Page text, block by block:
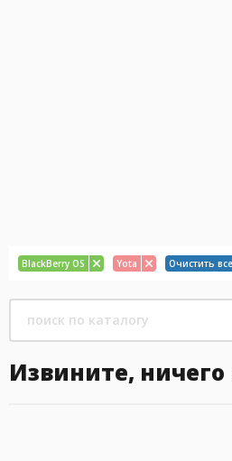
BlackBerry OS Yota Очистить
Извините,